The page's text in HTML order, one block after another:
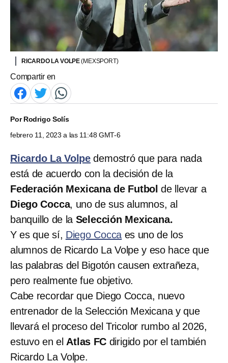
RICARDO LA VOLPE(MEXSPORT)
Compartir en
PorRodrigo Solís
febrero 11, 2023 a las 11:48 GMT-6
Ricardo La Volpe demostró que para nada
está de acuerdo con la decisión de la
Federación Mexicana de Futbolde llevar a
Diego Cocca, uno de sus alumnos, al
banquillo de la Selección Mexicana.
Y es que sí, Diego Cocca es uno de los
alumnos de Ricardo La Volpe y eso hace que
las palabras del Bigotón causen extrañeza,
pero realmente fue objetivo.
Cabe recordar que Diego Cocca, nuevo
entrenador de la Selección Mexicana y que
llevará el proceso del Tricolor rumbo al 2026,
estuvo en el Atlas FC dirigido por el también
Ricardo La Volpe.